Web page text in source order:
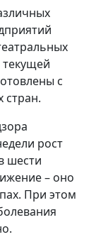
текущей
с
стран.
рост
шести
– оно
При этом